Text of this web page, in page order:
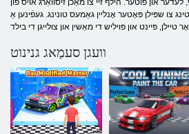
און פוטער. הילף זיי צו מאַכן זיסוואַרג אויס פון
צו שפּילן פּאָטער אָנליין גאַמעס טונינג. געפֿינען אַ
וועגן סעמַאג גנינוט